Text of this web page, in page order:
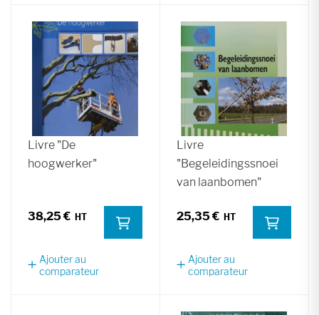
Livre "De
hoogwerker"
38,25 €
Ajouter au
comparateur
Livre
"Begeleidingssnoei
van laanbomen"
25,35 €
Ajouter au
comparateur